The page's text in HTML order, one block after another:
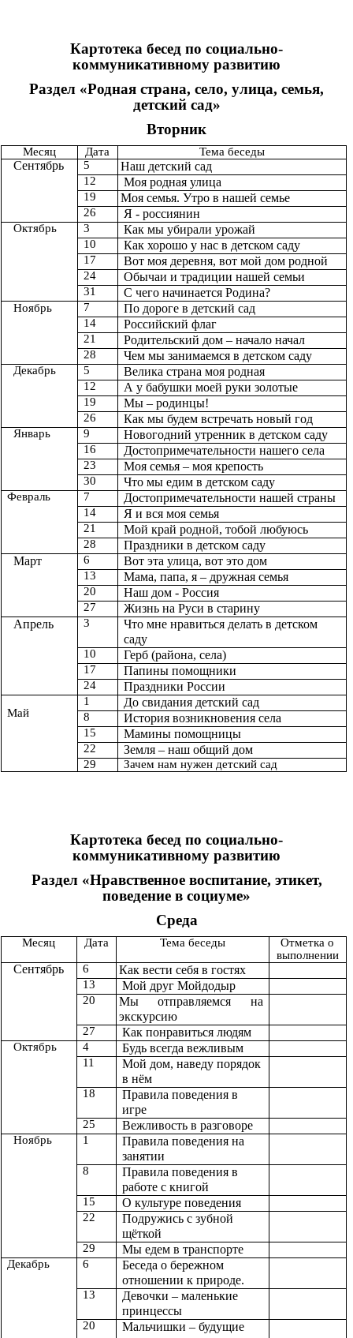
Картотека бесед по социально-
коммуникативному развитию
Раздел «Родная страна, село, улица, семья,
детский сад»
Вторник
Месяц Дата Тема беседы
Сентябрь 5 Наш детский сад
12 Моя родная улица
19 Моя семья. Утро в нашей семье
26 Я - россиянин
Октябрь 3 Как мы убирали урожай
10 Как хорошо у нас в детском саду
17 Вот моя деревня, вот мой дом родной
24 Обычаи и традиции нашей семьи
31 С чего начинается Родина?
Ноябрь 7 По дороге в детский сад
14 Российский флаг
21 Родительский дом – начало начал
28 Чем мы занимаемся в детском саду
Декабрь 5 Велика страна моя родная
12 А у бабушки моей руки золотые
19 Мы – родинцы!
26 Как мы будем встречать новый год
Январь 9 Новогодний утренник в детском саду
16 Достопримечательности нашего села
23 Моя семья – моя крепость
30 Что мы едим в детском саду
Февраль 7 Достопримечательности нашей страны
14 Я и вся моя семья
21 Мой край родной, тобой любуюсь
28
Праздники в детском саду
Март
6 Вот эта улица, вот это дом
13 Мама, папа, я – дружная семья
20 Наш дом - Россия
27
Жизнь на Руси в старину
Апрель
3
Что мне нравиться делать в детском
саду
10 Герб (района, села)
17 Папины помощники
24 Праздники России
Май
1 До свидания детский сад
8 История возникновения села
15 Мамины помощницы
22 Земля – наш общий дом
29 Зачем нам нужен детский сад
Картотека бесед по социально-
коммуникативному развитию
Раздел «Нравственное воспитание, этикет,
поведение в социуме»
Среда
Месяц Дата Тема беседы
Отметка о
выполнении
Сентябрь 6 Как вести себя в гостях
13 Мой друг Мойдодыр
20
Мы отправляемся на
экскурсию
27 Как понравиться людям
Октябрь 4 Будь всегда вежливым
11
Мой дом, наведу порядок
в нём
18
Правила поведения в
игре
25 Вежливость в разговоре
Ноябрь 1
Правила поведения на
занятии
8
Правила поведения в
работе с книгой
15 О культуре поведения
22
Подружись с зубной
щёткой
29 Мы едем в транспорте
Декабрь 6
Беседа о бережном
отношении к природе.
13
Девочки – маленькие
принцессы
20
Мальчишки – будущие